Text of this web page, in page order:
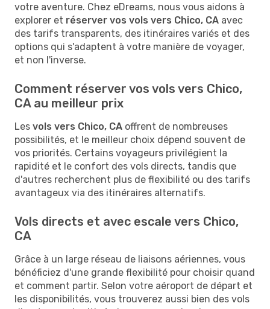
votre aventure. Chez eDreams, nous vous aidons à
explorer et réserver vos vols vers Chico, CA avec
des tarifs transparents, des itinéraires variés et des
options qui s'adaptent à votre manière de voyager,
et non l'inverse.
Comment réserver vos vols vers Chico,
CA au meilleur prix
Les vols vers Chico, CA offrent de nombreuses
possibilités, et le meilleur choix dépend souvent de
vos priorités. Certains voyageurs privilégient la
rapidité et le confort des vols directs, tandis que
d'autres recherchent plus de flexibilité ou des tarifs
avantageux via des itinéraires alternatifs.
Vols directs et avec escale vers Chico,
CA
Grâce à un large réseau de liaisons aériennes, vous
bénéficiez d'une grande flexibilité pour choisir quand
et comment partir. Selon votre aéroport de départ et
les disponibilités, vous trouverez aussi bien des vols